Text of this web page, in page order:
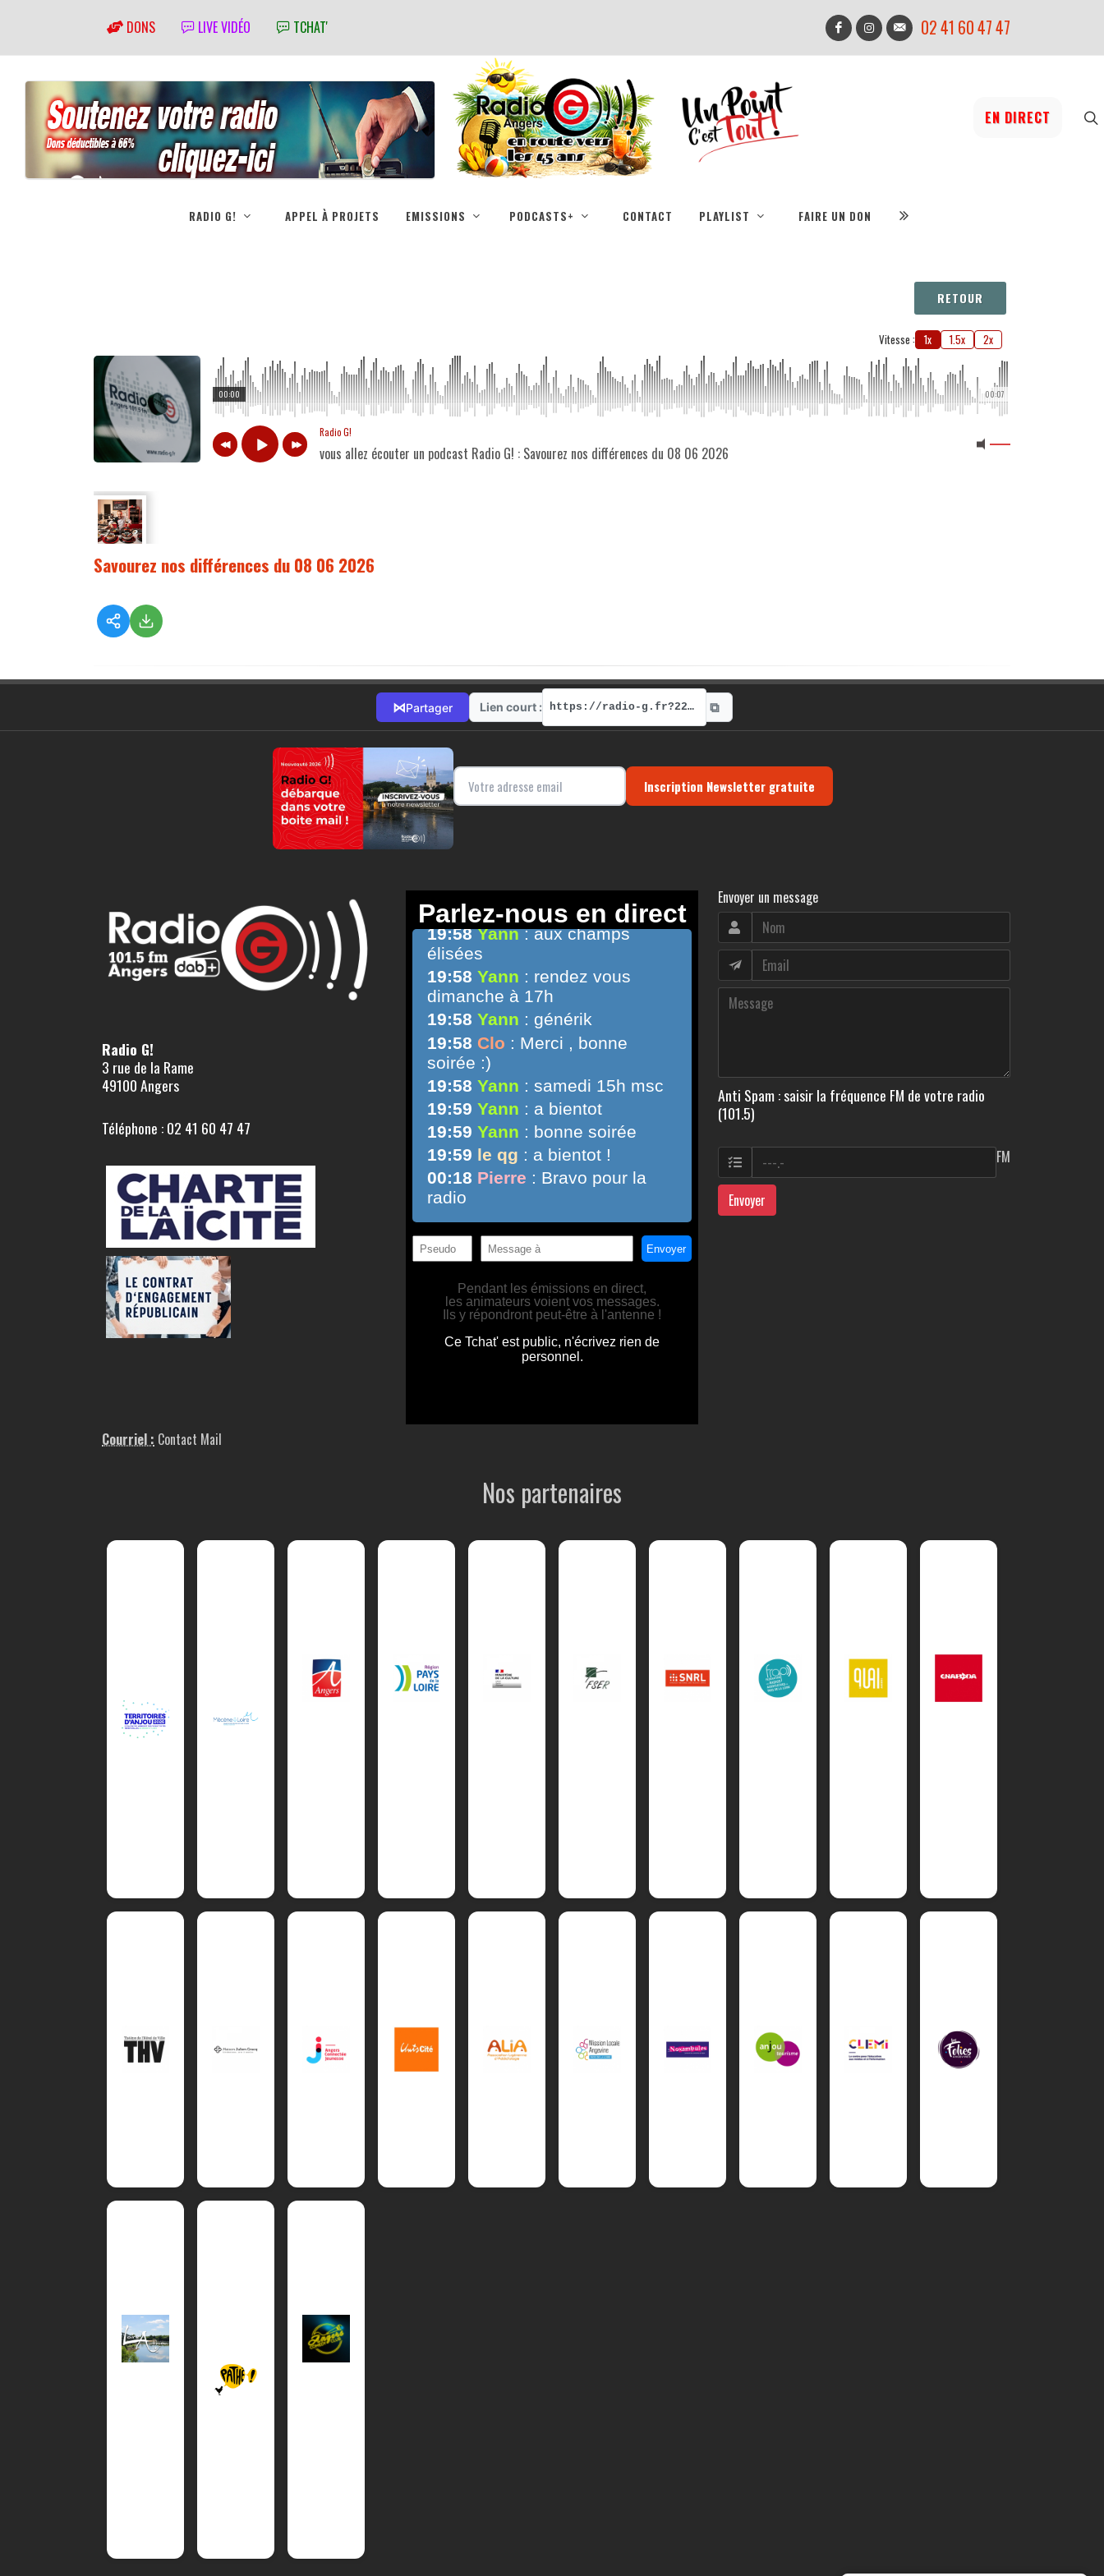
DONS LIVE VIDÉO TCHAT' 02 41 60 47 47
EN DIRECT
RADIO G! APPEL À PROJETS EMISSIONS PODCASTS+ CONTACT PLAYLIST FAIRE UN DON
RETOUR
Vitesse : 1x 1.5x 2x
00:07
00:00
Radio G!
vous allez écouter un podcast Radio G! : Savourez nos différences du 08 06 2026
Savourez nos différences du 08 06 2026
⋈Partager Lien court : https://radio-g.fr?22217 ⧉
Inscription Newsletter gratuite
Radio G!
3 rue de la Rame
49100 Angers
Téléphone : 02 41 60 47 47
Courriel : Contact Mail
Envoyer un message
Anti Spam : saisir la fréquence FM de votre radio
(101.5)
FM
Envoyer
Nos partenaires